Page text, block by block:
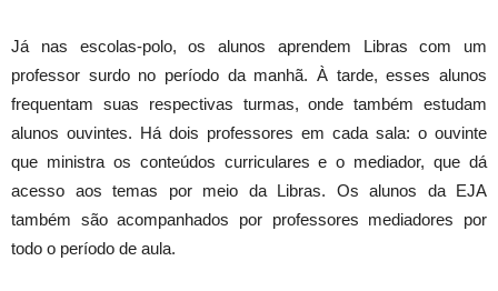
Já nas escolas-polo, os alunos aprendem Libras com um
professor surdo no período da manhã. À tarde, esses alunos
frequentam suas respectivas turmas, onde também estudam
alunos ouvintes. Há dois professores em cada sala: o ouvinte
que ministra os conteúdos curriculares e o mediador, que dá
acesso aos temas por meio da Libras. Os alunos da EJA
também são acompanhados por professores mediadores por
todo o período de aula.